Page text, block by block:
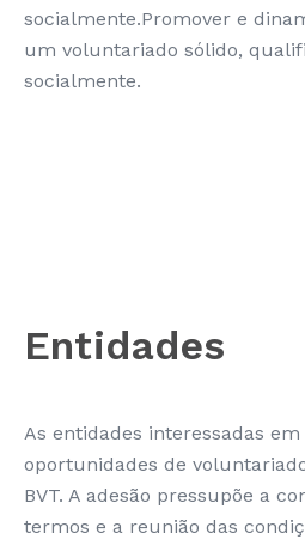
socialmente.Promover e
um voluntariado sólido,
socialmente.
Entidades
As entidades interessadas
oportunidades de
BVT. A adesão pressupõe a
termos e a reunião das